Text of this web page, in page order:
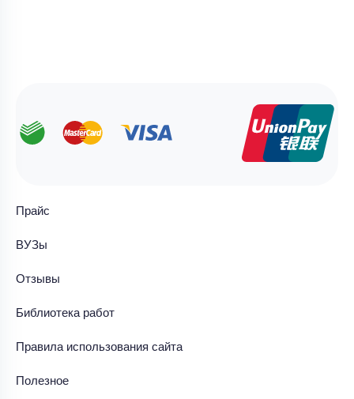
Прайс
ВУЗы
Отзывы
Библиотека работ
Правила использования сайта
Полезное